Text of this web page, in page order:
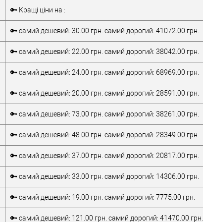
Тип товару
системи
Кольоровий
срібло / матове
Статус (гурт)
1В наявності
🔑 Кращі ціни на :
🔑 самий дешевий: 30.00 грн. самий дорогий: 41072.00 грн.
🔑 самий дешевий: 22.00 грн. самий дорогий: 38042.00 грн.
🔑 самий дешевий: 24.00 грн. самий дорогий: 68969.00 грн.
🔑 самий дешевий: 20.00 грн. самий дорогий: 28591.00 грн.
🔑 самий дешевий: 73.00 грн. самий дорогий: 38261.00 грн.
🔑 самий дешевий: 48.00 грн. самий дорогий: 28349.00 грн.
🔑 самий дешевий: 37.00 грн. самий дорогий: 20817.00 грн.
🔑 самий дешевий: 33.00 грн. самий дорогий: 14306.00 грн.
🔑 самий дешевий: 19.00 грн. самий дорогий: 7775.00 грн.
🔑 самий дешевий: 121.00 грн. самий дорогий: 41470.00 грн.